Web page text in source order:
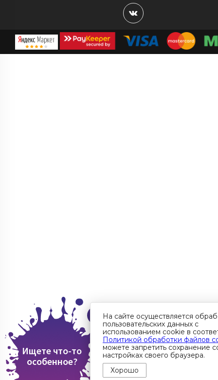
Ищете что-то
особенное?
На сайте осуществляется
пользовательских данных с
использованием cookie в
Политикой обработки файлов
можете запретить сохранение
настройках своего браузера.
Хорошо